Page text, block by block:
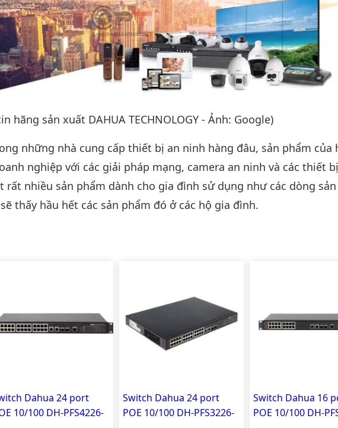
hãng sản xuất DAHUA TECHNOLOGY - Ảnh: Google)
những nhà cung cấp thiết bị an ninh hàng đâu, sản phẩm của
nghiệp với các giải pháp mạng, camera an ninh và các thiết
rất nhiều sản phẩm dành cho gia đình sử dụng như các dòng
thấy hầu hết các sản phẩm đó ở các hộ gia đình.
Dahua 24 port
10/100 DH-PFS4226-
Switch Dahua 24 port
POE 10/100 DH-PFS3226-
Switch Dahua 16
POE 10/100 DH-